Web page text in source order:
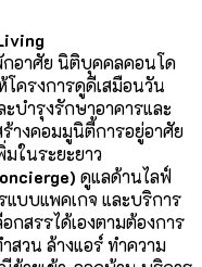
อาศัย นิติบุคคลคอนโด
ครงการดูดีเสมือนวัน
บำรุงรักษาอาคารและ
างคอมมูนิตี้การอยู่อาศัย
ในระยะยาว
ดูแลด้านไลฟ์
แบบแพคเกจ และบริการ
กสรรได้เองตามต้องการ
สวน ล้างแอร์ ทำความ